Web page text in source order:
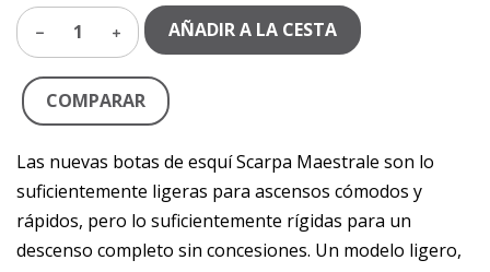
1 AÑADIR A LA CESTA
COMPARAR
Las nuevas botas de esquí Scarpa Maestrale son lo
suficientemente ligeras para ascensos cómodos y
rápidos, pero lo suficientemente rígidas para un
descenso completo sin concesiones. Un modelo ligero,